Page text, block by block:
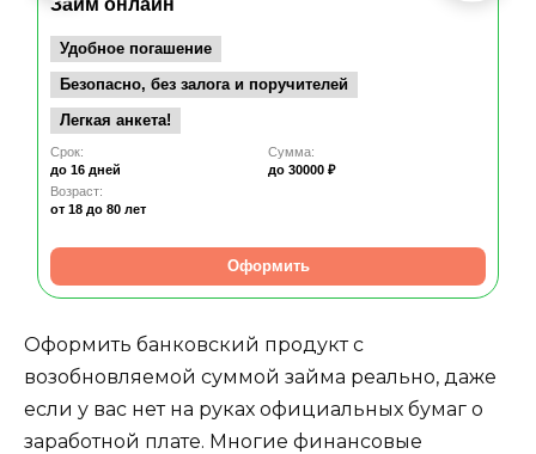
Займ онлайн
Удобное погашение
Безопасно, без залога и поручителей
Легкая анкета!
Срок:
до 16 дней
Сумма:
до 30000 ₽
Возраст:
от 18 до 80 лет
Оформить
Оформить банковский продукт с
возобновляемой суммой займа реально, даже
если у вас нет на руках официальных бумаг о
заработной плате. Многие финансовые